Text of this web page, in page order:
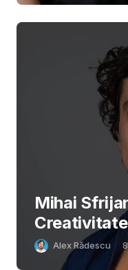
Mihai
Alex Rădescu 8